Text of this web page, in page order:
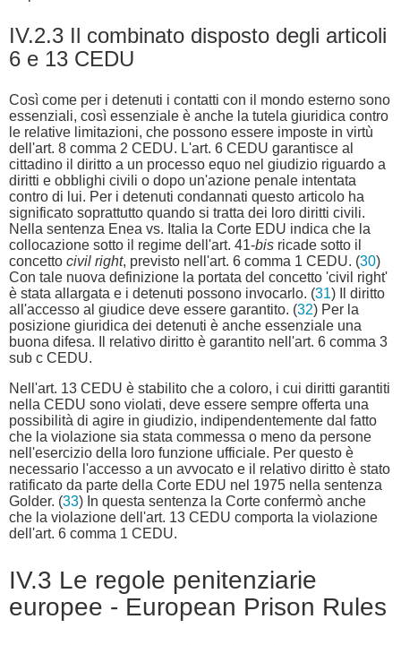
IV.2.3 Il combinato disposto degli articoli
6 e 13 CEDU
Così come per i detenuti i contatti con il mondo esterno sono
essenziali, così essenziale è anche la tutela giuridica contro
le relative limitazioni, che possono essere imposte in virtù
dell'art. 8 comma 2 CEDU. L'art. 6 CEDU garantisce al
cittadino il diritto a un processo equo nel giudizio riguardo a
diritti e obblighi civili o dopo un'azione penale intentata
contro di lui. Per i detenuti condannati questo articolo ha
significato soprattutto quando si tratta dei loro diritti civili.
Nella sentenza Enea vs. Italia la Corte EDU indica che la
collocazione sotto il regime dell'art. 41-bis ricade sotto il
concetto civil right, previsto nell'art. 6 comma 1 CEDU. (30)
Con tale nuova definizione la portata del concetto 'civil right'
è stata allargata e i detenuti possono invocarlo. (31) Il diritto
all'accesso al giudice deve essere garantito. (32) Per la
posizione giuridica dei detenuti è anche essenziale una
buona difesa. Il relativo diritto è garantito nell'art. 6 comma 3
sub c CEDU.
Nell'art. 13 CEDU è stabilito che a coloro, i cui diritti garantiti
nella CEDU sono violati, deve essere sempre offerta una
possibilità di agire in giudizio, indipendentemente dal fatto
che la violazione sia stata commessa o meno da persone
nell'esercizio della loro funzione ufficiale. Per questo è
necessario l'accesso a un avvocato e il relativo diritto è stato
ratificato da parte della Corte EDU nel 1975 nella sentenza
Golder. (33) In questa sentenza la Corte confermò anche
che la violazione dell'art. 13 CEDU comporta la violazione
dell'art. 6 comma 1 CEDU.
IV.3 Le regole penitenziarie
europee - European Prison Rules